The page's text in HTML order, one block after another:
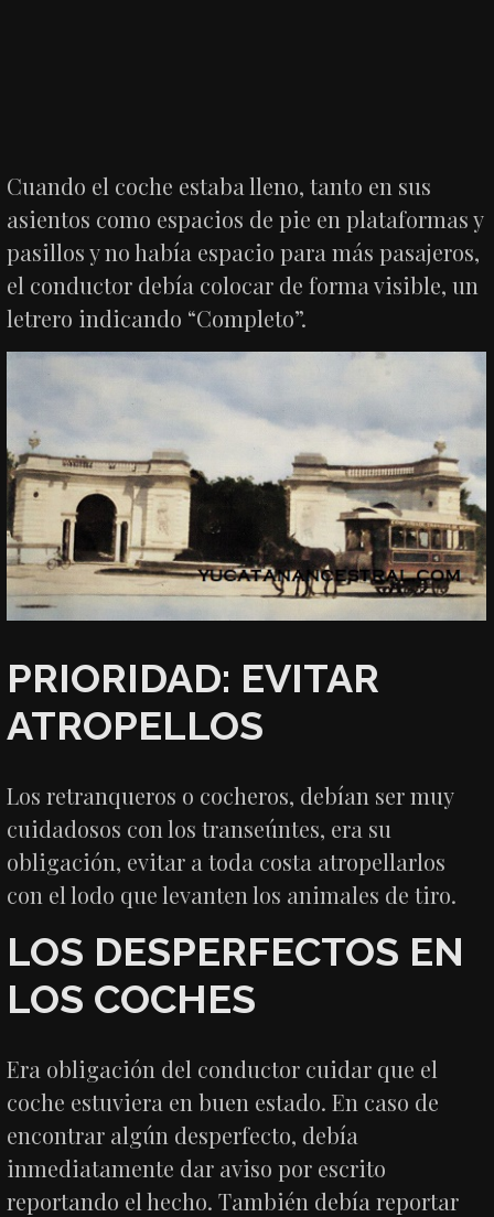
Cuando el coche estaba lleno, tanto en sus
asientos como espacios de pie en plataformas y
pasillos y no había espacio para más pasajeros,
el conductor debía colocar de forma visible, un
letrero indicando “Completo”.
PRIORIDAD: EVITAR
ATROPELLOS
Los retranqueros o cocheros, debían ser muy
cuidadosos con los transeúntes, era su
obligación, evitar a toda costa atropellarlos
con el lodo que levanten los animales de tiro.
LOS DESPERFECTOS EN
LOS COCHES
Era obligación del conductor cuidar que el
coche estuviera en buen estado. En caso de
encontrar algún desperfecto, debía
inmediatamente dar aviso por escrito
reportando el hecho. También debía reportar